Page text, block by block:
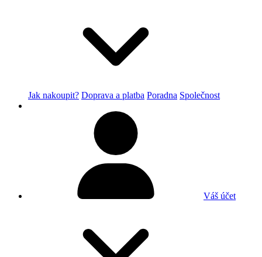
Jak nakoupit? Doprava a platba Poradna Společnost
Váš účet